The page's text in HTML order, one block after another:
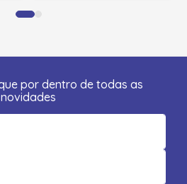
por dentro de todas as
novidades